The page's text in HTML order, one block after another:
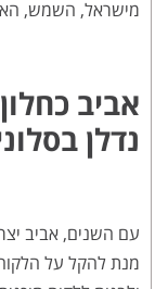
מישראל, השמש,
אביב
נדלן
עם השנים, אביב
מנת להקל על